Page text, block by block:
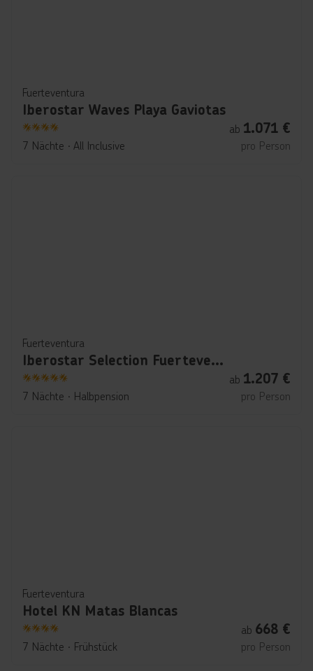
Fuerteventura
Iberostar Waves Playa Gaviotas
4
7 Nächte ∙ All Inclusive
ab 1.071 €
pro Person
Fuerteventura
Iberostar Selection Fuerteventura Palace
5
7 Nächte ∙ Halbpension
ab 1.207 €
pro Person
Fuerteventura
Hotel KN Matas Blancas
4
7 Nächte ∙ Frühstück
ab 668 €
pro Person